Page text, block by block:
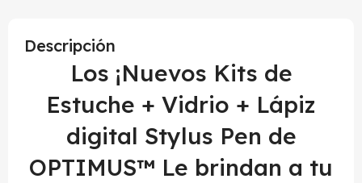
Descripción
Los ¡Nuevos Kits de
Estuche + Vidrio + Lápiz
digital Stylus Pen de
OPTIMUS™ Le brindan a tu